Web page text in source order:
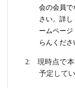
会の会員で
さい。詳
ームページ
らんくださ
2. 現時点で
予定してい